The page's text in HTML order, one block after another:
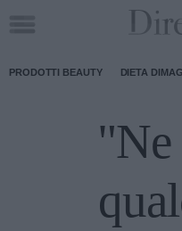
PRODOTTI BEAUTY DIETA
"Ne